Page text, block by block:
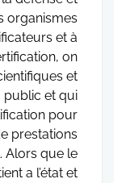
organismes
et à
on
et
public et qui
pour
prestations
Alors que le
a l’état et